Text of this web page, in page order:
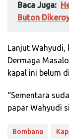
Baca Juga:
Buton
Lanjut Wahyudi,
Dermaga
kapal ini belum
“Sementara
papar Wahyudi
Bombana